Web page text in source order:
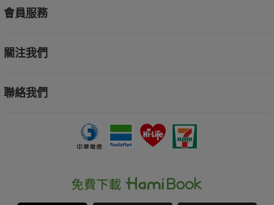
會員服務
關注我們
聯絡我們